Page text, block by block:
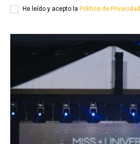
He leído y acepto la Política de Privacidad